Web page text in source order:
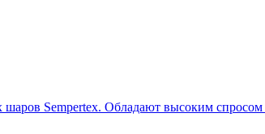
Sempertex. Обладают высоким спросом